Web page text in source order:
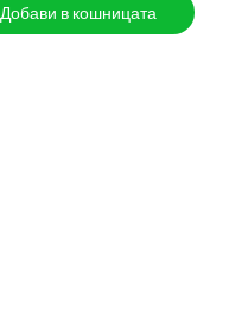
Добави в кошницата